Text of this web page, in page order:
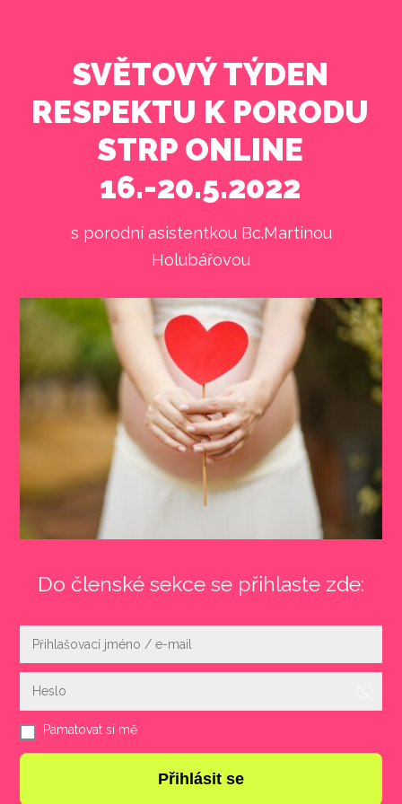
SVĚTOVÝ TÝDEN
RESPEKTU K PORODU
STRP ONLINE
16.-20.5.2022
s porodní asistentkou Bc.Martinou
Holubářovou
Do členské sekce se přihlaste zde:
Pamatovat si mě
Přihlásit se